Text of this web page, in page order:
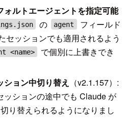
ォルトエージェントを指定可能
の agent
フィールド
セッションでも適用されるよう
<name>
で個別に上書きでき
ション中切り替え （v2.1.157）:
ッションの途中でも Claude が
り替えられるようになりまし